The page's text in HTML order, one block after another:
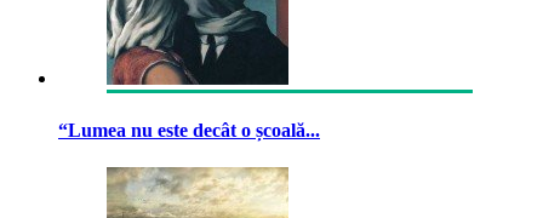
“Lumea nu este decât o școală...